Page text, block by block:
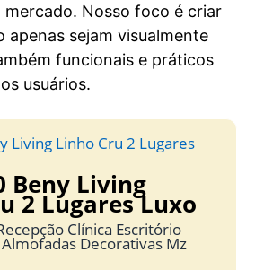
mercado. Nosso foco é criar
apenas sejam visualmente
funcionais e práticos
usuários.
Beny Living
2 Lugares Luxo
Clínica Escritório
Decorativas Mz